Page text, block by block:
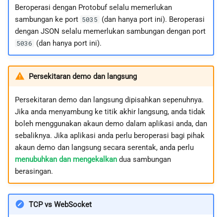
Beroperasi dengan Protobuf selalu memerlukan
sambungan ke port 5035
(dan hanya port ini). Beroperasi
dengan JSON selalu memerlukan sambungan dengan port
5036 (dan hanya port ini).
Persekitaran demo dan langsung
Persekitaran demo dan langsung dipisahkan sepenuhnya.
Jika anda menyambung ke titik akhir langsung, anda tidak
boleh menggunakan akaun demo dalam aplikasi anda, dan
sebaliknya. Jika aplikasi anda perlu beroperasi bagi pihak
akaun demo dan langsung secara serentak, anda perlu
menubuhkan dan mengekalkandua sambungan
berasingan.
TCP vs WebSocket